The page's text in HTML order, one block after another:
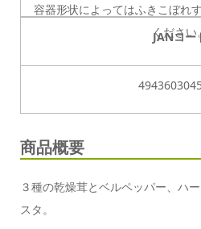
容器形状によってはふきこぼれ
ください
JANコー
商品概要
３種の乾燥茸とベルペッパー、ハ
スタ。